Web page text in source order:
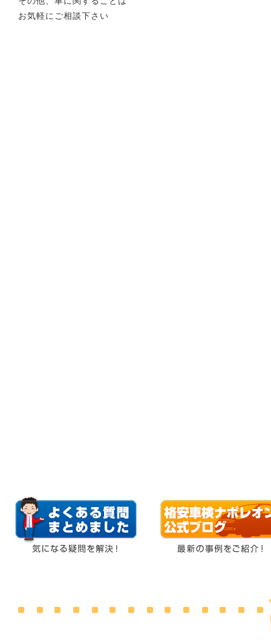
お気軽にご相談下さい